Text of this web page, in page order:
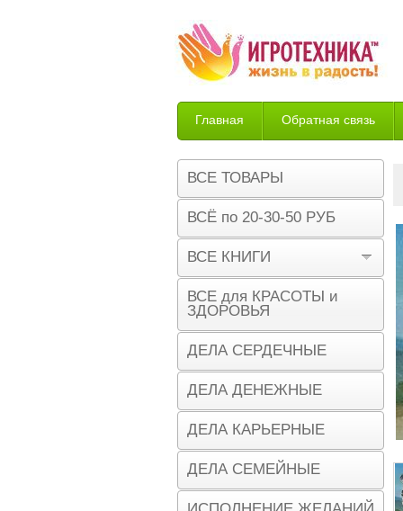
Главная Обратная связь
Возврат
ВСЕ ТОВАРЫ
ВСЁ по 20-30-50 РУБ
ВСЕ КНИГИ
ВСЕ для КРАСОТЫ и
ЗДОРОВЬЯ
ДЕЛА СЕРДЕЧНЫЕ
ДЕЛА ДЕНЕЖНЫЕ
ДЕЛА КАРЬЕРНЫЕ
ДЕЛА СЕМЕЙНЫЕ